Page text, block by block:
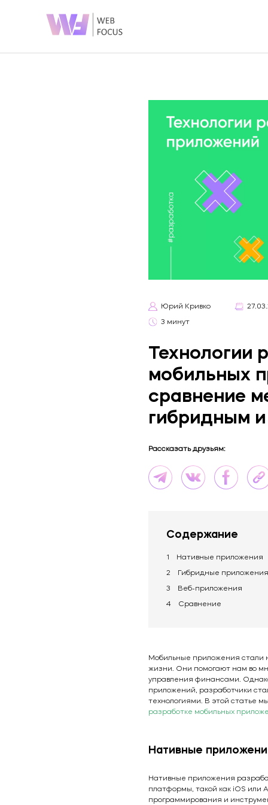
Приглашаем на
курсы!
Приглашаем вас на
курсы от компании “Веб
ознакомиться с
нашими программами.
ВЫБРАТЬ КУРС
+375 (29) 15-44-
000
О КОМПАНИИ
Брендинг и дизайн
Юрий Кривко
3 минут
Технологии
мобильных
сравнение
гибридным
Рассказать друзьям:
Содержание
1 Нативные приложения
2 Гибридные приложения
3 Веб-приложения
4 Сравнение
Мобильные приложения стали
жизни. Они помогают нам во
управления финансами.
приложений, разработчики
технологиями. В этой статье
разработке мобильных
Нативные
Нативные приложения
платформы, такой как iOS или
программирования и